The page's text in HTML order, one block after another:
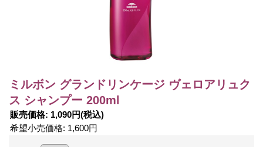
ミルボン グランドリンケージ ヴェロアリュク
ス シャンプー 200ml
販売価格: 1,090円(税込)
希望小売価格: 1,600円